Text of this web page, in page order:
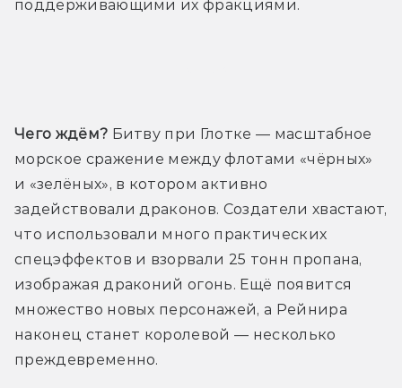
поддерживающими их фракциями.
Чего ждём? Битву при Глотке — масштабное
морское сражение между флотами «чёрных»
и «зелёных», в котором активно
задействовали драконов. Создатели хвастают,
что использовали много практических
спецэффектов и взорвали 25 тонн пропана,
изображая драконий огонь. Ещё появится
множество новых персонажей, а Рейнира
наконец станет королевой — несколько
преждевременно.